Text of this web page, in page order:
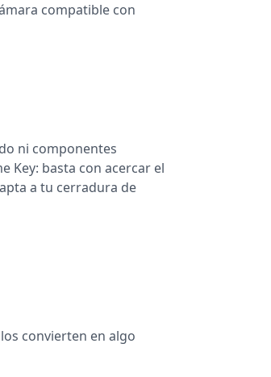
compatible con
ni componentes
Key: basta con acercar el
a tu cerradura de
convierten en algo